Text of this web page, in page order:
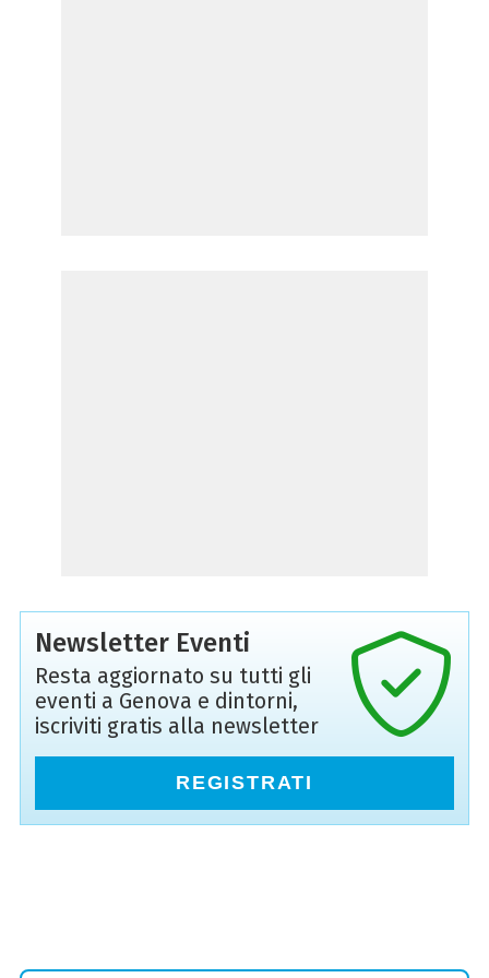
Newsletter Eventi
Resta aggiornato su tutti gli
eventi a Genova e dintorni,
iscriviti gratis alla newsletter
REGISTRATI